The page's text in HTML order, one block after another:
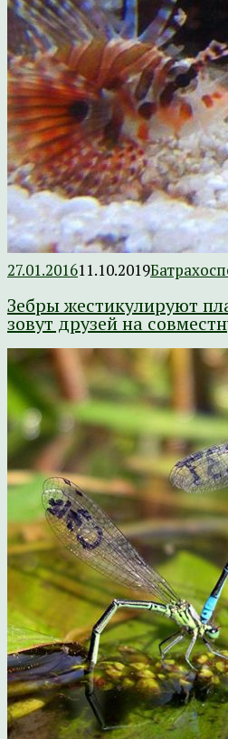
27.01.201611.10.2019
Зебры жестикулируют
зовут друзей на